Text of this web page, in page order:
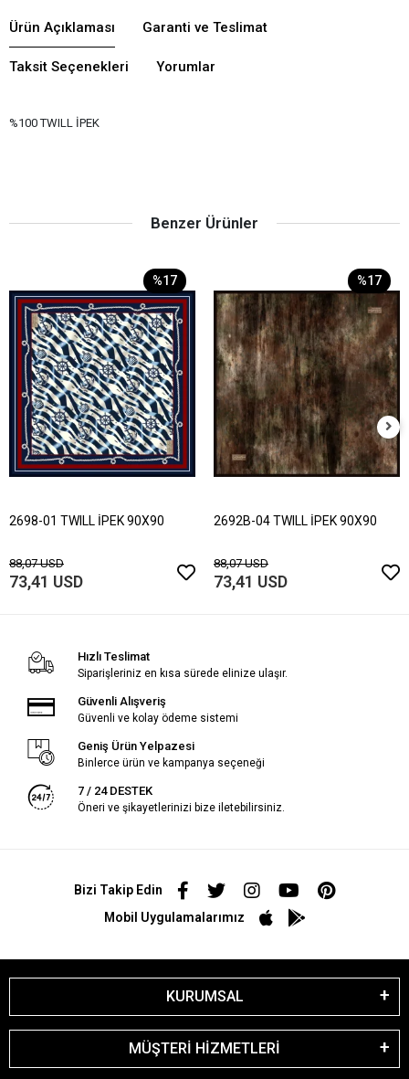
Ürün Açıklaması Garanti ve Teslimat
Taksit Seçenekleri Yorumlar
%100 TWILL İPEK
Benzer Ürünler
%17
2698-01 TWILL İPEK 90X90
88,07 USD
73,41 USD
%17
2692B-04 TWILL İPEK 90X90
88,07 USD
73,41 USD
Hızlı Teslimat
Siparişleriniz en kısa sürede elinize ulaşır.
Güvenli Alışveriş
Güvenli ve kolay ödeme sistemi
Geniş Ürün Yelpazesi
Binlerce ürün ve kampanya seçeneği
7 / 24 DESTEK
Öneri ve şikayetlerinizi bize iletebilirsiniz.
Bizi Takip Edin
Mobil Uygulamalarımız
KURUMSAL
MÜŞTERİ HİZMETLERİ